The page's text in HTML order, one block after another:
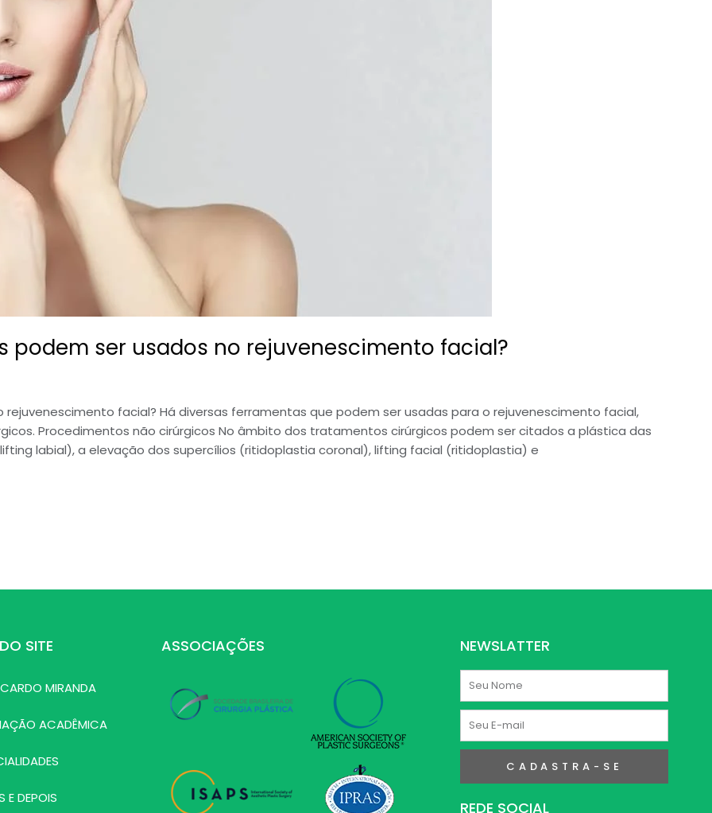
podem ser usados no rejuvenescimento facial?
rejuvenescimento facial? Há diversas ferramentas que podem ser usadas para o rejuvenescimento facial,
Procedimentos não cirúrgicos No âmbito dos tratamentos cirúrgicos podem ser citados a plástica das
labial), a elevação dos supercílios (ritidoplastia coronal), lifting facial (ritidoplastia) e
SITE
MIRANDA
ACADÊMICA
E DEPOIS
ASSOCIAÇÕES NEWSLATTER
Nome
E-
mail
CADASTRA-SE
REDE SOCIAL